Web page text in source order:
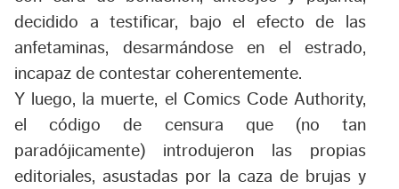
decidido a testificar, bajo el efecto de las
anfetaminas, desarmándose en el estrado,
incapaz de contestar coherentemente.
Y luego, la muerte, el Comics Code Authority,
el código de censura que (no tan
paradójicamente) introdujeron las propias
editoriales, asustadas por la caza de brujas y